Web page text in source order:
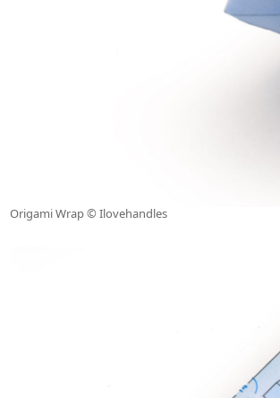
Origami Wrap © Ilovehandles